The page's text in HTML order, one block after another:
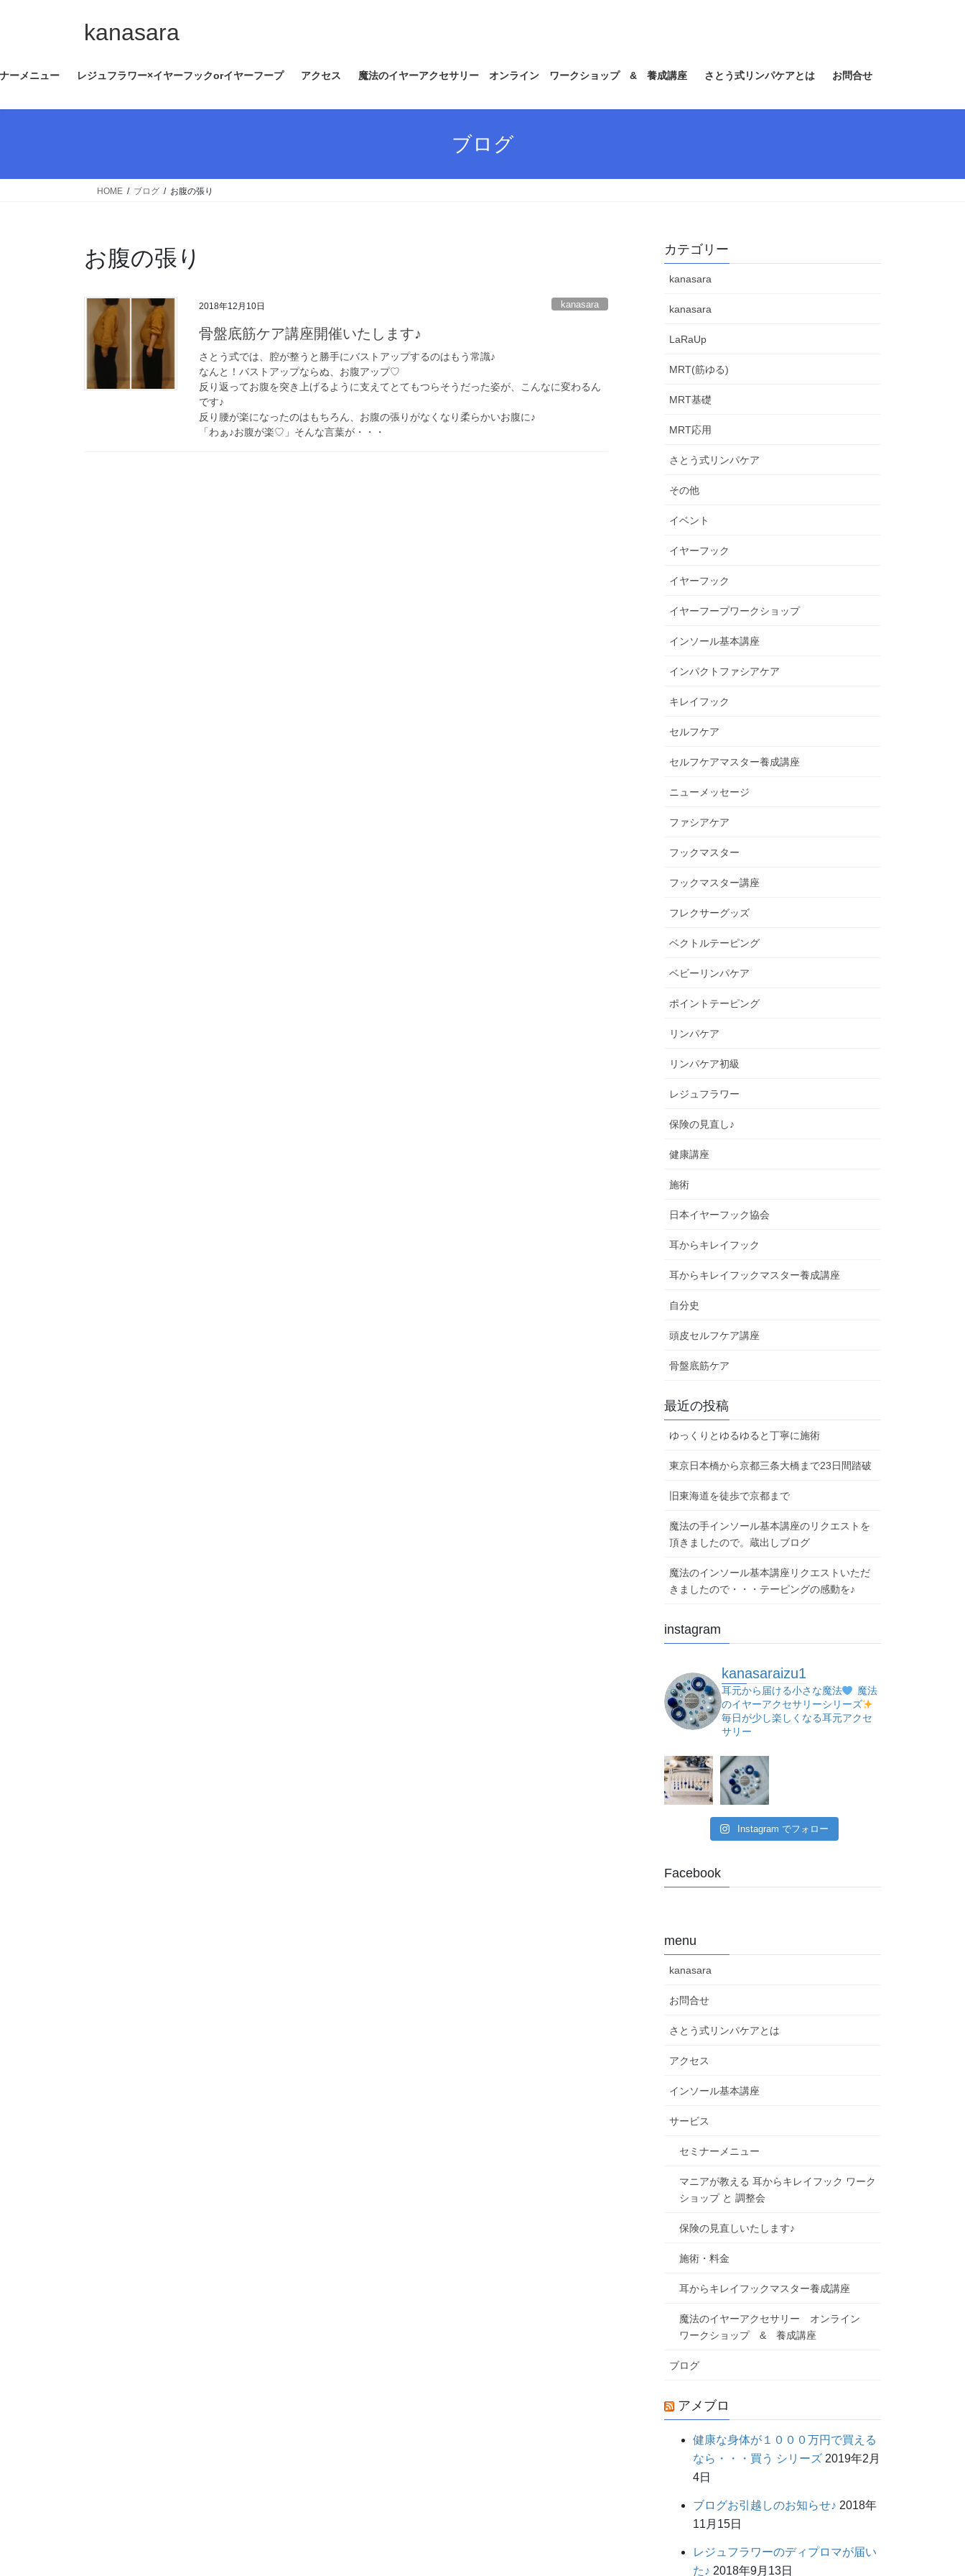
ツ
ス
シ
ン
kanasara
ーメニュー レジュフラワー×イヤーフックorイヤーフープ アクセス 魔法のイヤーアクセサリー オンライン ワークショップ & 養成講座 さとう式リンパケアとは お問合せ
ブログ
HOME ブログ お腹の張り
お腹の張り
2018年12月10日 kanasara
骨盤底筋ケア講座開催いたします♪
さとう式では、腔が整うと勝手にバストアップするのはもう常識♪
なんと！バストアップならぬ、お腹アップ♡
反り返ってお腹を突き上げるように支えてとてもつらそうだった姿が、こんなに変わるん
です♪
反り腰が楽になったのはもちろん、お腹の張りがなくなり柔らかいお腹に♪
「わぁ♪お腹が楽♡」そんな言葉が・・・
カテゴリー
kanasara
kanasara
LaRaUp
MRT(筋ゆる)
MRT基礎
MRT応用
さとう式リンパケア
その他
イベント
イヤーフック
イヤーフック
イヤーフープワークショップ
インソール基本講座
インパクトファシアケア
キレイフック
セルフケア
セルフケアマスター養成講座
ニューメッセージ
ファシアケア
フックマスター
フックマスター講座
フレクサーグッズ
ベクトルテーピング
ベビーリンパケア
ポイントテーピング
リンパケア
リンパケア初級
レジュフラワー
保険の見直し♪
健康講座
施術
日本イヤーフック協会
耳からキレイフック
耳からキレイフックマスター養成講座
自分史
頭皮セルフケア講座
骨盤底筋ケア
最近の投稿
ゆっくりとゆるゆると丁寧に施術
東京日本橋から京都三条大橋まで23日間踏破
旧東海道を徒歩で京都まで
魔法の手インソール基本講座のリクエストを
頂きましたので。蔵出しブログ
魔法のインソール基本講座リクエストいただ
きましたので・・・テーピングの感動を♪
instagram
kanasaraizu1
耳元から届ける小さな魔法
魔法
のイヤーアクセサリーシリーズ
毎日が少し楽しくなる耳元アクセ
サリー
Instagram でフォロー
Facebook
menu
kanasara
お問合せ
さとう式リンパケアとは
アクセス
インソール基本講座
サービス
セミナーメニュー
マニアが教える 耳からキレイフック ワーク
ショップ と 調整会
保険の見直しいたします♪
施術・料金
耳からキレイフックマスター養成講座
魔法のイヤーアクセサリー オンライン
ワークショップ & 養成講座
ブログ
アメブロ
健康な身体が１０００万円で買える
なら・・・買う シリーズ 2019年2月
4日
ブログお引越しのお知らせ♪ 2018年
11月15日
レジュフラワーのディプロマが届い
た♪ 2018年9月13日